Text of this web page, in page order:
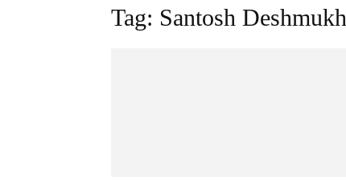
Tag: Santosh Deshmukh